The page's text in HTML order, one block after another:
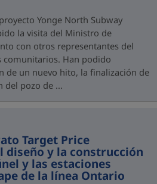
Yonge North Subway
la visita del Ministro de
con otros representantes del
comunitarios. Han podido
de un nuevo hito, la finalización de
del pozo de ...
Target Price
diseño y la construcción
y las estaciones
de la línea Ontario